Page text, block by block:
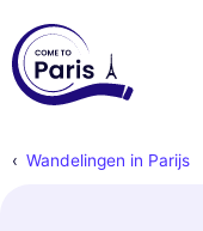
Wandelingen in Parijs